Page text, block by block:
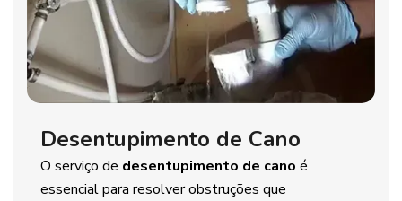
Desentupimento de Cano
O serviço de desentupimento de cano é
essencial para resolver obstruções que